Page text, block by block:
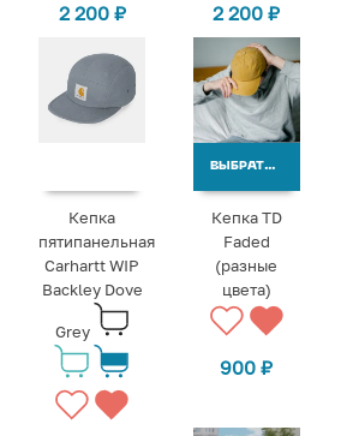
2 200 ₽ 2 200₽
Кепка
пятипанельная
Carhartt WIP
Backley Dove
Grey
ВЫБРАТЬ ВАРИАНТЫ
Кепка TD
Faded
(разные
цвета)
900₽